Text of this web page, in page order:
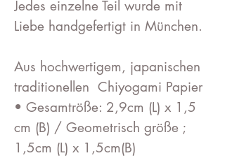
Jedes einzelne Teil wurde mit
Liebe handgefertigt in München.
Aus hochwertigem, japanischen
traditionellen Chiyogami Papier
• Gesamtröße: 2,9cm (L) x 1,5
cm (B) / Geometrisch größe ;
1,5cm (L) x 1,5cm(B)